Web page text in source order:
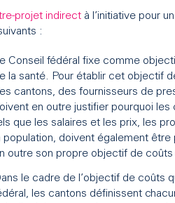
projet indirect à l’initiative pour
:
Conseil fédéral fixe comme
la santé. Pour établir cet objectif
cantons, des fournisseurs de
en outre justifier pourquoi
que les salaires et les prix, les
population, doivent également
outre son propre objectif de coûts
le cadre de l’objectif de coûts
les cantons définissent